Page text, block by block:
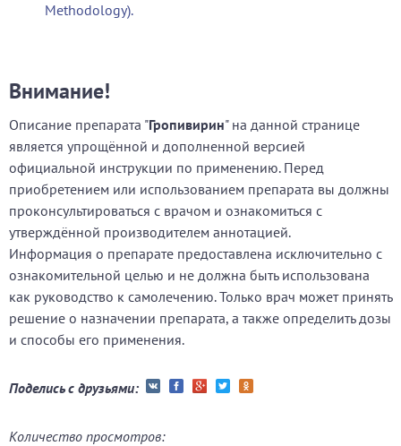
Methodology).
Внимание!
Описание препарата "Гропивирин" на данной странице
является упрощённой и дополненной версией
официальной инструкции по применению. Перед
приобретением или использованием препарата вы должны
проконсультироваться с врачом и ознакомиться с
утверждённой производителем аннотацией.
Информация о препарате предоставлена исключительно с
ознакомительной целью и не должна быть использована
как руководство к самолечению. Только врач может принять
решение о назначении препарата, а также определить дозы
и способы его применения.
Поделись с друзьями:
Количество просмотров: